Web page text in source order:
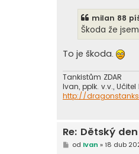
k
milan 88
Škoda že
To je škoda.
Tankistům ZDAR
Ivan, pplk. v.v.,
http://
Re: Dětský
Pod Ivan » 18 dub